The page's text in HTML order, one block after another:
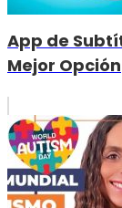
App de
Mejor Opción